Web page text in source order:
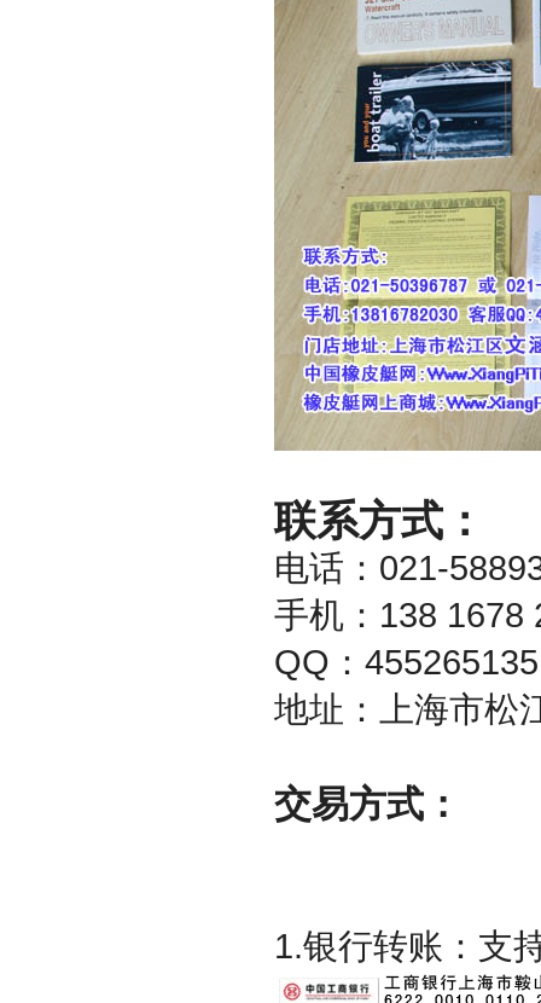
联系方式：
电话：021-
手机：138 1678
QQ：455265135
地址：上海市松
交易方式：
1.银行转账：支